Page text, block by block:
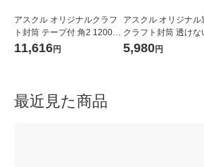
アスクル オリジナルクラフ
ト封筒 テープ付 角2 1200枚
1セット（6箱） オリジナル
11,616円
アスクル オリジナル
クラフト封筒 透けな
プ 長3 1セット（100
5,980円
最近見た商品